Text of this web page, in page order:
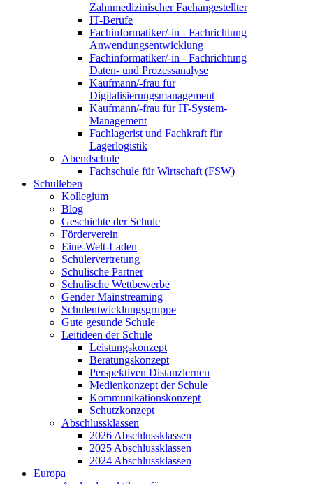
Zahnmedizinischer Fachangestellter
IT-Berufe
Fachinformatiker/-in - Fachrichtung
Anwendungsentwicklung
Fachinformatiker/-in - Fachrichtung
Daten- und Prozessanalyse
Kaufmann/-frau für
Digitalisierungsmanagement
Kaufmann/-frau für IT-System-
Management
Fachlagerist und Fachkraft für
Lagerlogistik
Abendschule
Fachschule für Wirtschaft (FSW)
Schulleben
Kollegium
Blog
Geschichte der Schule
Förderverein
Eine-Welt-Laden
Schülervertretung
Schulische Partner
Schulische Wettbewerbe
Gender Mainstreaming
Schulentwicklungsgruppe
Gute gesunde Schule
Leitideen der Schule
Leistungskonzept
Beratungskonzept
Perspektiven Distanzlernen
Medienkonzept der Schule
Kommunikationskonzept
Schutzkonzept
Abschlussklassen
2026 Abschlussklassen
2025 Abschlussklassen
2024 Abschlussklassen
Europa